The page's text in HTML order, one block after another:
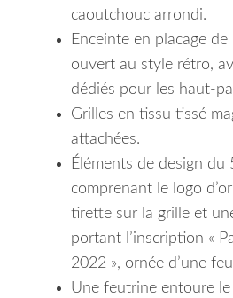
caoutchouc arrondi.
Enceinte en placage
ouvert au style rétro,
dédiés pour les haut-
Grilles en tissu tissé
attachées.
Éléments de design du
comprenant le logo
tirette sur la grille et
portant l’inscription «
2022 », ornée d’une
Une feutrine entoure